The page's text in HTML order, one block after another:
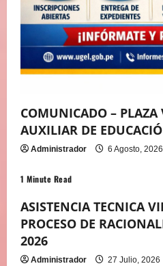
COMUNICADO – PLAZA
AUXILIAR DE
Administrador 6 Agosto, 2026
1 Minute Read
ASISTENCIA TECNICA
PROCESO DE
2026
Administrador 27 Julio, 2026